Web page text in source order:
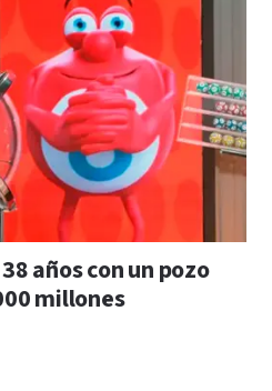
años con un pozo
millones